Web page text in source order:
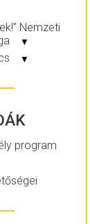
Nemzeti
▼
▼
program